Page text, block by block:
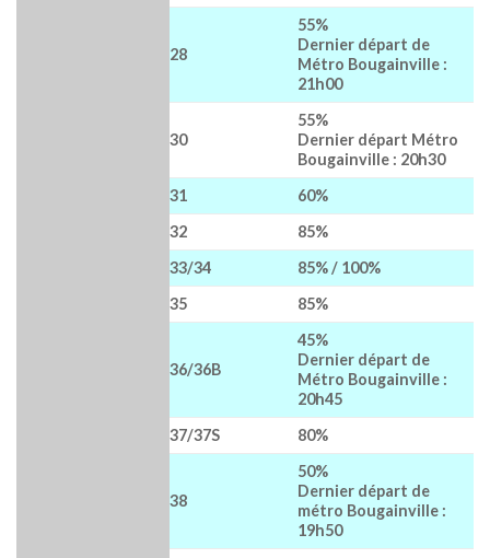
28
55%
Dernier départ de
Métro Bougainville :
21h00
30
55%
Dernier départ Métro
Bougainville : 20h30
31
60%
32
85%
33/34
85% / 100%
35
85%
36/36B
45%
Dernier départ de
Métro Bougainville :
20h45
37/37S
80%
38
50%
Dernier départ de
métro Bougainville :
19h50